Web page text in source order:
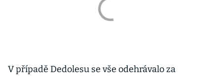
V případě Dedolesu se vše odehrávalo za